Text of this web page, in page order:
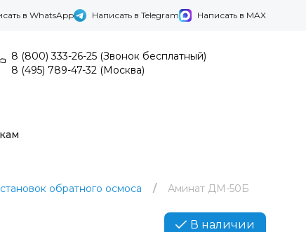
в WhatsApp Написать в Telegram Написать в MAX
8 (800) 333-26-25 (Звонок бесплатный)
8 (495) 789-47-32 (Москва)
обратного осмоса Аминат ДМ-50Б
В наличии